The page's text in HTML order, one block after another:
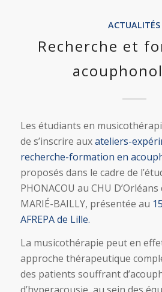
ACTUALITÉS
Recherche et
Les étudiants en
de s’inscrire auxateliers-
recherche-formation en
proposés dans le cadre de
PHONACOU au CHU
MARIÉ-BAILLY, présentée au
AFREPA de Lille.
La musicothérapie peut en
approche thérapeutique
des patients souffrant